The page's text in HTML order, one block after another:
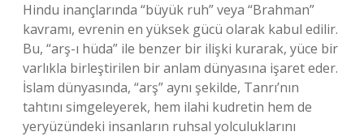
Hindu inançlarında “büyük ruh” veya “Brahman”
kavramı, evrenin en yüksek gücü olarak kabul edilir.
Bu, “arş-ı hüda” ile benzer bir ilişki kurarak, yüce bir
varlıkla birleştirilen bir anlam dünyasına işaret eder.
İslam dünyasında, “arş” aynı şekilde, Tanrı’nın
tahtını simgeleyerek, hem ilahi kudretin hem de
yeryüzündeki insanların ruhsal yolculuklarını